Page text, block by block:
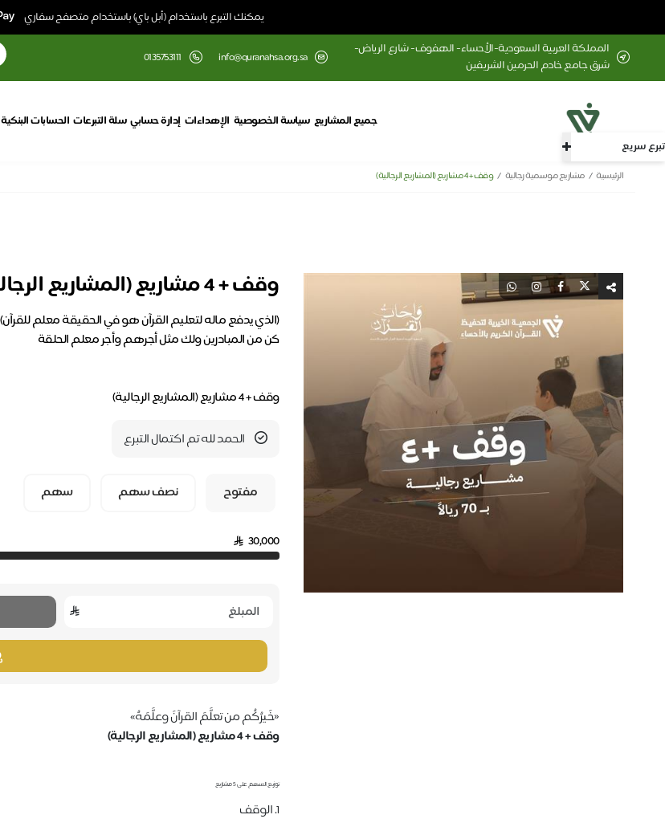
يمكنك التبرع باستخدام (أبل باي) باستخدام متصفح سفاري
تبرع سريع
المملكة العربية السعودية-الأحساء- الهفوف- شارع الرياض-
شرق جامع خادم الحرمين الشريفين
info@quranahsa.org.sa
0135753111
جميع المشاريع سياسة الخصوصية الإهداءات إدارة حسابي سلة التبرعات الحسابات البنكية
الرئيسية مشاريع موسمية رجالية وقف + 4 مشاريع (المشاريع الرجالية)
وقف + 4 مشاريع (المشاريع الرجالية)
وقف + 4 مشاريع (المشاريع الرجالية)
الحمد لله تم اكتمال التبرع
مفتوح نصف سهم سهم
30,000
«خَيرُكُم من تعلَّمَ القرآنَ وعلَّمَهُ»
وقف + 4 مشاريع (المشاريع الرجالية)
توزيع السهم على 5 مشاريع
1. الوقف